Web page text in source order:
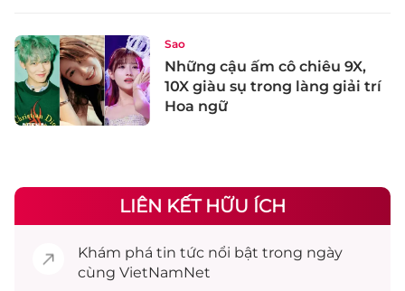
Sao
Những cậu ấm cô chiêu 9X,
10X giàu sụ trong làng giải trí
Hoa ngữ
LIÊN KẾT HỮU ÍCH
Khám phá tin tức nổi bật trong ngày
cùng VietNamNet